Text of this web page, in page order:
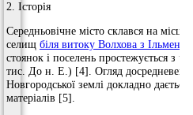
2. Історія
Середньовічне місто склався на місці
селищ біля витоку Волхова з Ільменя
стоянок і поселень простежується з
тис. До н. Е.) [4]. Огляд
Новгородської землі докладно дається
матеріалів [5].